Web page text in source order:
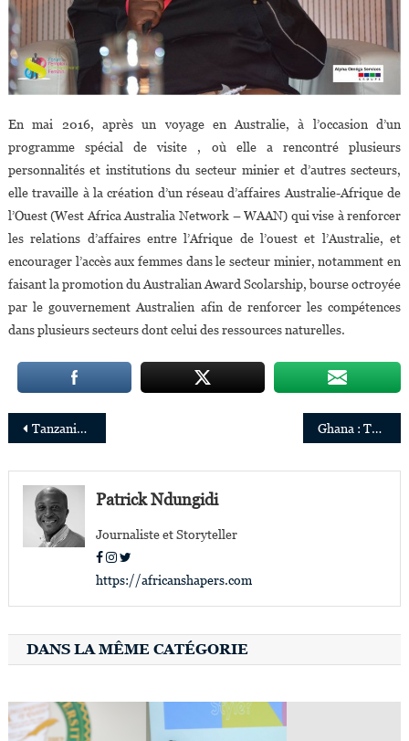
En mai 2016, après un voyage en Australie, à l’occasion d’un
programme spécial de visite , où elle a rencontré plusieurs
personnalités et institutions du secteur minier et d’autres secteurs,
elle travaille à la création d’un réseau d’affaires Australie-Afrique de
l’Ouest (West Africa Australia Network – WAAN) qui vise à renforcer
les relations d’affaires entre l’Afrique de l’ouest et l’Australie, et
encourager l’accès aux femmes dans le secteur minier, notamment en
faisant la promotion du Australian Award Scolarship, bourse octroyée
par le gouvernement Australien afin de renforcer les compétences
dans plusieurs secteurs dont celui des ressources naturelles.
Navigation
de
l’article
Tanzanie : Angellah Kairuki chargée de booster les investissements dans le pays Ghana : Tavona Biza nommé CEO de la multinationale Old Mutual
Patrick Ndungidi
Journaliste et Storyteller
https://africanshapers.com
DANS LA MÊME CATÉGORIE